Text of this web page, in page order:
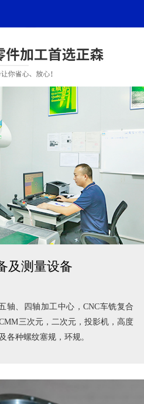
及测量设备
轴、四轴加工中心，CNC车铣复合
三次元，二次元，投影机，高度
各种螺纹塞规，环规。